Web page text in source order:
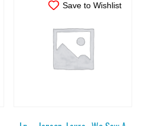
Save to Wishlist